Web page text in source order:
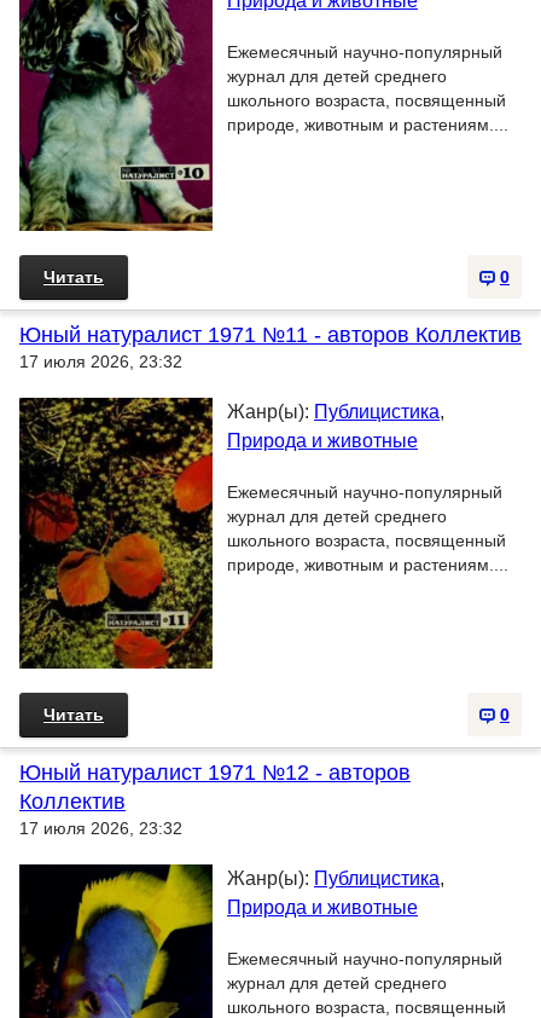
Ежемесячный научно-популярный
журнал для детей среднего
школьного возраста, посвященный
природе, животным и растениям....
0
Читать
Юный натуралист 1971 №11 - авторов Коллектив
17 июля 2026, 23:32
Жанр(ы): Публицистика,
Природа и животные
Ежемесячный научно-популярный
журнал для детей среднего
школьного возраста, посвященный
природе, животным и растениям....
0
Читать
Юный натуралист 1971 №12 - авторов
Коллектив
17 июля 2026, 23:32
Жанр(ы): Публицистика,
Природа и животные
Ежемесячный научно-популярный
журнал для детей среднего
школьного возраста, посвященный